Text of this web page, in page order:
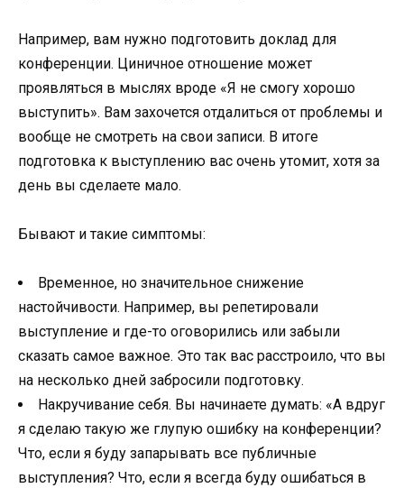
Например, вам нужно подготовить доклад для
конференции. Циничное отношение может
проявляться в мыслях вроде «Я не смогу хорошо
выступить». Вам захочется отдалиться от проблемы и
вообще не смотреть на свои записи. В итоге
подготовка к выступлению вас очень утомит, хотя за
день вы сделаете мало.
Бывают и такие симптомы:
Временное, но значительное снижение
настойчивости. Например, вы репетировали
выступление и где-то оговорились или забыли
сказать самое важное. Это так вас расстроило, что вы
на несколько дней забросили подготовку.
Накручивание себя. Вы начинаете думать: «А вдруг
я сделаю такую же глупую ошибку на конференции?
Что, если я буду запарывать все публичные
выступления? Что, если я всегда буду ошибаться в